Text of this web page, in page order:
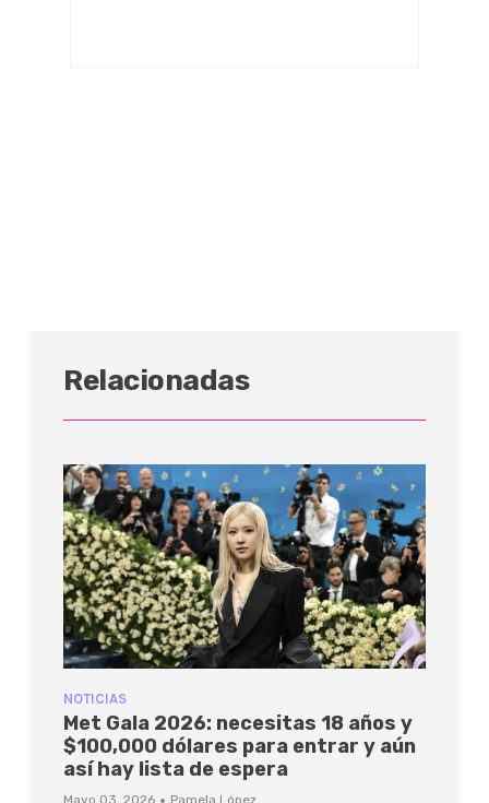
Relacionadas
NOTICIAS
Met Gala 2026: necesitas 18 años y
$100,000 dólares para entrar y aún
así hay lista de espera
Mayo 03, 2026 Pamela López